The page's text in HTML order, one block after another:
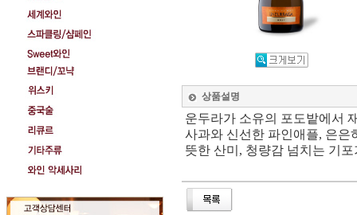
상품설명
운두라가 소유의 포도밭에서
사과와 신선한 파인애플, 은은
뜻한 산미, 청량감 넘치는 기